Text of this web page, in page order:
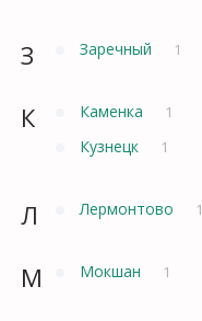
З Заречный 1
К Каменка 1
Кузнецк 1
Л Лермонтово 1
М Мокшан 1